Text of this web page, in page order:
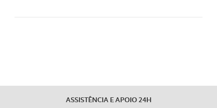
ASSISTÊNCIA E APOIO 24H